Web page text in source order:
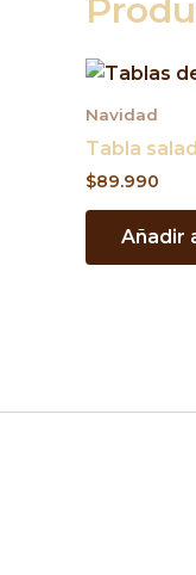
Navidad
Tabla
$89.990
Añadir